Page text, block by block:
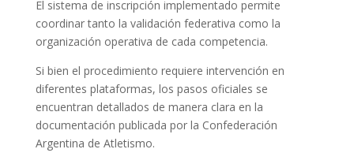
El sistema de inscripción implementado permite
coordinar tanto la validación federativa como la
organización operativa de cada competencia.
Si bien el procedimiento requiere intervención en
diferentes plataformas, los pasos oficiales se
encuentran detallados de manera clara en la
documentación publicada por la Confederación
Argentina de Atletismo.